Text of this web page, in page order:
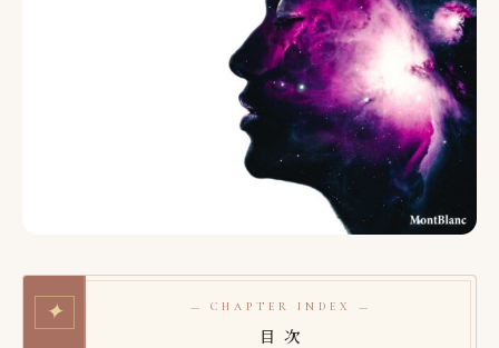
✦ — CHAPTER INDEX —
目 次